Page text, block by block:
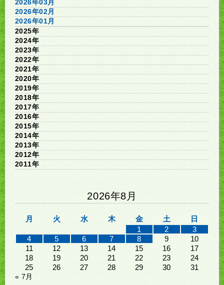
2026年03月
2026年02月
2026年01月
2025年
2024年
2023年
2022年
2021年
2020年
2019年
2018年
2017年
2016年
2015年
2014年
2013年
2012年
2011年
2026年8月
月 火 水 木 金 土
日
1
2
3
4
5 6 7 8 9
10
11
12 13 14 15 16
17
18
19 20 21 22 23
24
25
26 27 28 29 30 31
« 7月